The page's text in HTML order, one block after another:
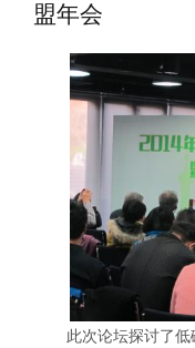
盟年会
此次论坛探讨了